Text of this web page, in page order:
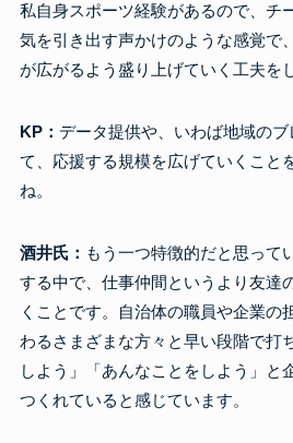
私自身スポーツ経験があるので、チ
気を引き出す声かけのような感覚で
が広がるよう盛り上げていく工夫を
KP： データ提供や、いわば地域の
て、応援する規模を広げていくこと
ね。
酒井氏： もう一つ特徴的だと思って
する中で、仕事仲間というより友達
くことです。自治体の職員や企業の
わるさまざまな方々と早い段階で打
しよう」「あんなことをしよう」と
つくれていると感じています。